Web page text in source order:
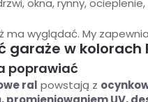
okna, rynny,
ma wyglądać. My
w kolorach
poprawiać
ral powstają z